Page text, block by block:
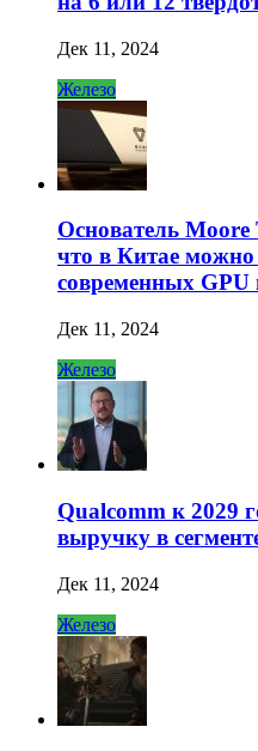
Дек 11, 2024
Железо
Основатель Moore
что в Китае
современных GPU
Дек 11, 2024
Железо
Qualcomm к 2029
выручку в
Дек 11, 2024
Железо